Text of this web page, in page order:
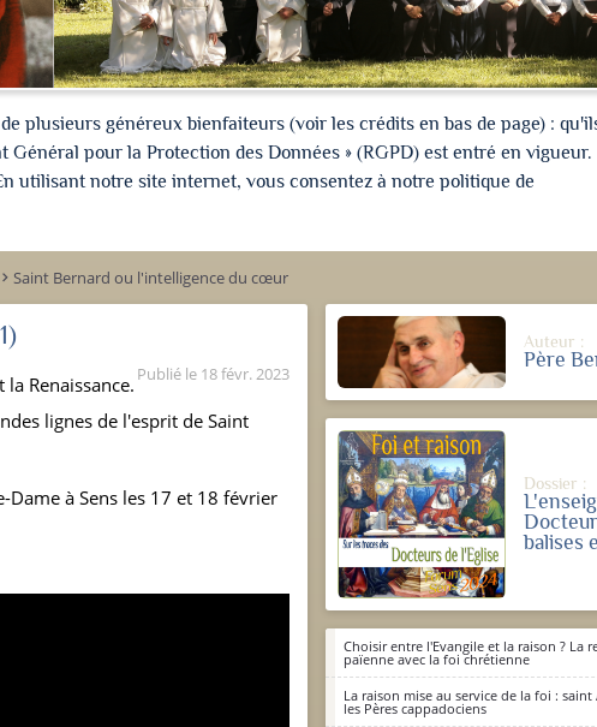
plusieurs généreux bienfaiteurs (voir les crédits en bas de page) :
pour la Protection des Données » (RGPD) est entré en vigueur.
utilisant notre site internet, vous consentez à notre politique de
keyboard_arrow_right Saint Bernard ou l'intelligence du cœur
Publié le 18 févr. 2023
Renaissance.
lignes de l'esprit de Saint
à Sens les 17 et 18 février
Auteur :
Père
Dossier :
balises
Choisir entre l'Evangile et la raison ? La
païenne avec la foi chrétienne
La raison mise au service de la foi :
les Pères cappadociens